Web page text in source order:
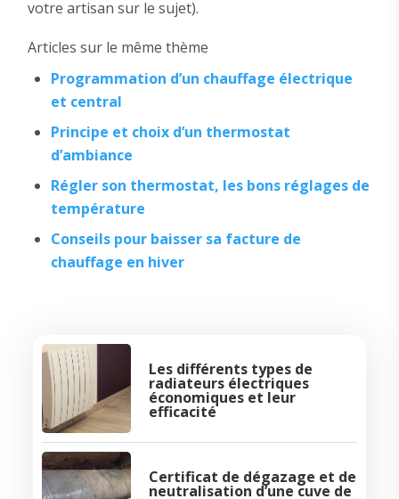
votre artisan sur le sujet).
Articles sur le même thème
Programmation d’un chauffage électrique
et central
Principe et choix d’un thermostat
d’ambiance
Régler son thermostat, les bons réglages de
température
Conseils pour baisser sa facture de
chauffage en hiver
Les différents types de
radiateurs électriques
économiques et leur
efficacité
Certificat de dégazage et de
neutralisation d’une cuve de